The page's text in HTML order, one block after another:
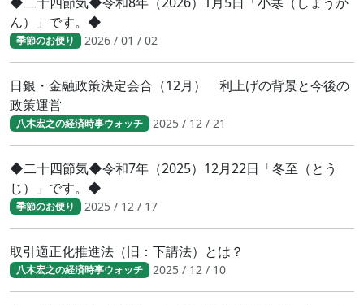
ん）」です。◆
季節のお便り 2026 / 01 / 02
日銀・金融政策決定会合（12月） 利上げの背景と今後の
政策運営
八木宏之の経済時事ウォッチ 2025 / 12 / 21
◆二十四節気◆令和7年（2025）12月22日「冬至（とう
じ）」です。◆
季節のお便り 2025 / 12 / 17
取引適正化推進法（旧：下請法）とは？
八木宏之の経済時事ウォッチ 2025 / 12 / 10